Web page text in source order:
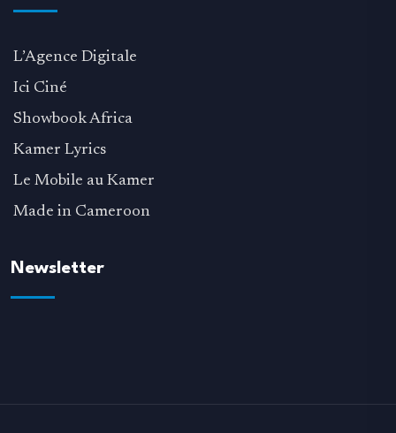
L’Agence Digitale
Ici Ciné
Showbook Africa
Kamer Lyrics
Le Mobile au Kamer
Made in Cameroon
Newsletter